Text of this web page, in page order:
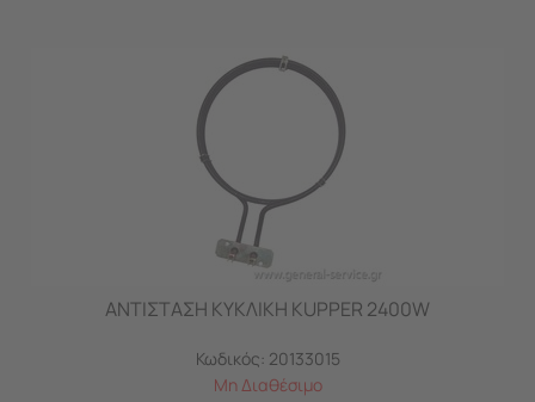
ΑΝΤΙΣΤΑΣΗ ΚΥΚΛΙΚΗ KUPPER 2400W
Κωδικός: 20133015
Μη Διαθέσιμο